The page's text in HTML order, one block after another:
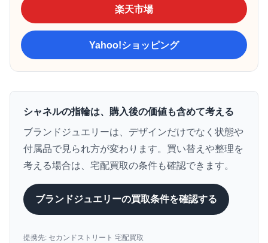
楽天市場
Yahoo!ショッピング
シャネルの指輪は、購入後の価値も含めて考える
ブランドジュエリーは、デザインだけでなく状態や
付属品で見られ方が変わります。買い替えや整理を
考える場合は、宅配買取の条件も確認できます。
ブランドジュエリーの買取条件を確認する
提携先: セカンドストリート 宅配買取